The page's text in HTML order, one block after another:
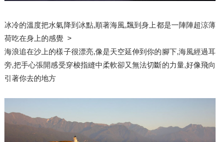
冰冷的溫度把水氣降到冰點,順著海風,飄到身上都是一陣陣超涼薄
荷吃在身上的感覺 >
海浪追在沙上的樣子很漂亮,像是天空延伸到你的腳下,海風經過耳
旁,把手心張開感受穿梭指縫中柔軟卻又無法切斷的力量,好像飛向
引著你去的地方